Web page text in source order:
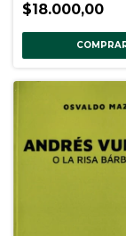
$18.000,00